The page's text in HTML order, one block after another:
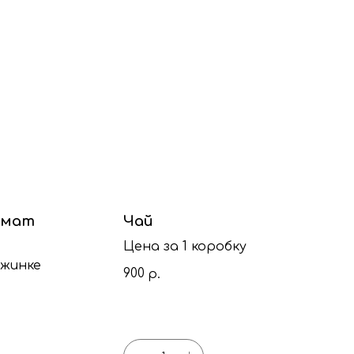
Чай
Цена за 1 коробку
900 р.